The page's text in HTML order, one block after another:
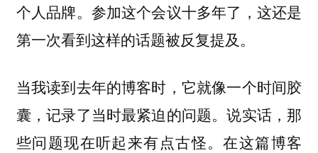
个人品牌。参加这个会议十多年了，这还是
第一次看到这样的话题被反复提及。
当我读到去年的博客时，它就像一个时间胶
囊，记录了当时最紧迫的问题。说实话，那
些问题现在听起来有点古怪。在这篇博客